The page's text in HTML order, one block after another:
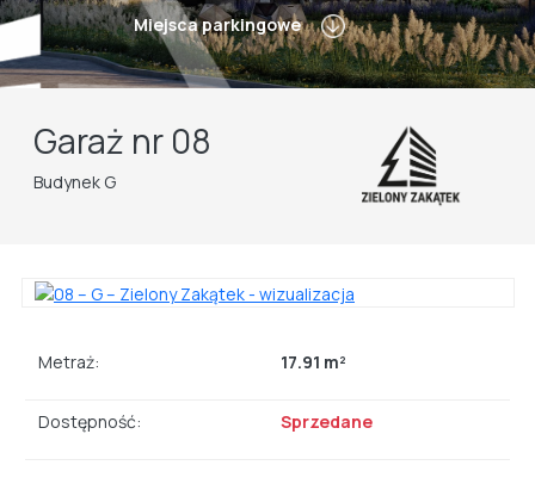
Miejsca parkingowe
Garaż nr 08
Budynek G
Metraż: 17.91 m²
Dostępność: Sprzedane